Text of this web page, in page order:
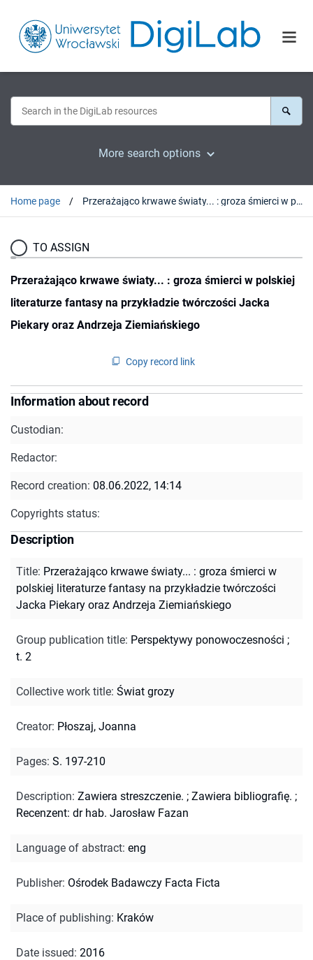
More search options
Home page Przerażająco krwawe światy... : groza śmierci w polskiej literaturze fantasy na przykładzie twórczości Jacka Piekary oraz Andrzeja Ziemiańskiego
TO ASSIGN
Przerażająco krwawe światy... : groza śmierci w polskiej
literaturze fantasy na przykładzie twórczości Jacka
Piekary oraz Andrzeja Ziemiańskiego
Copy record link
Information about record
Custodian:
Redactor:
Record creation: 08.06.2022, 14:14
Copyrights status:
Description
Title: Przerażająco krwawe światy... : groza śmierci w
polskiej literaturze fantasy na przykładzie twórczości
Jacka Piekary oraz Andrzeja Ziemiańskiego
Group publication title: Perspektywy ponowoczesności ;
t. 2
Collective work title: Świat grozy
Creator: Płoszaj, Joanna
Pages: S. 197-210
Description: Zawiera streszczenie. ; Zawiera bibliografię. ;
Recenzent: dr hab. Jarosław Fazan
Language of abstract: eng
Publisher: Ośrodek Badawczy Facta Ficta
Place of publishing: Kraków
Date issued: 2016